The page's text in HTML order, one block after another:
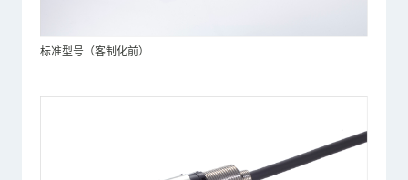
标准型号（客制化前）